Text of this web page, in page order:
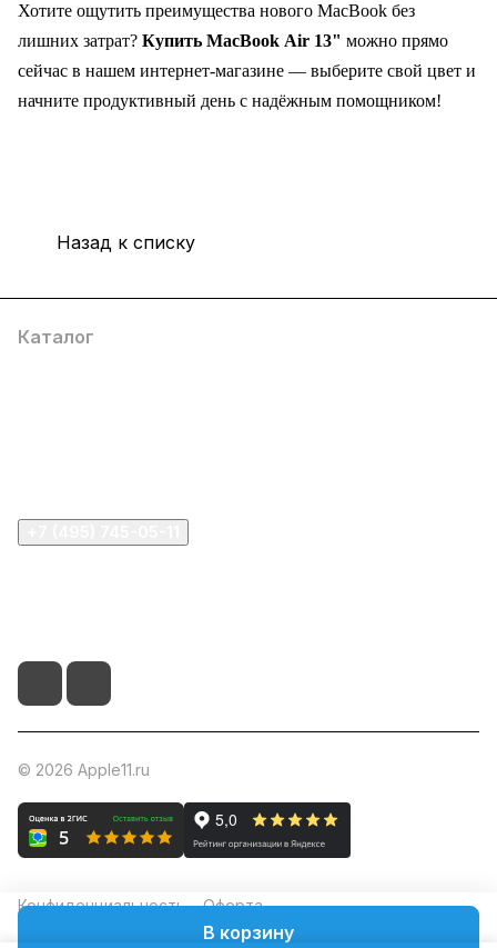
В корзину
Хотите ощутить преимущества нового MacBook без
лишних затрат? Купить MacBook Air 13" можно прямо
сейчас в нашем интернет‑магазине — выберите свой цвет и
начните продуктивный день с надёжным помощником!
Назад к списку
Каталог
© 2026 Apple11.ru
Конфиденциальность Оферта